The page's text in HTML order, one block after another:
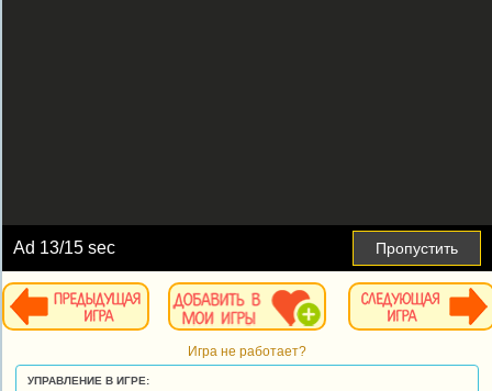
Ad 13/15 sec Пропустить
Игра не работает?
УПРАВЛЕНИЕ В ИГРЕ: